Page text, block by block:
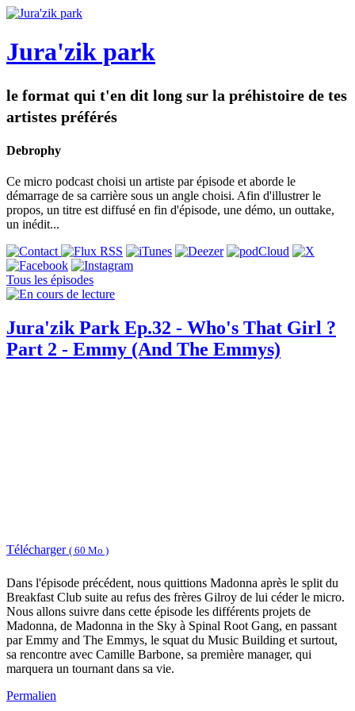
Jura'zik park
le format qui t'en dit long sur la préhistoire de tes
artistes préférés
Debrophy
Ce micro podcast choisi un artiste par épisode et aborde le
démarrage de sa carrière sous un angle choisi. Afin d'illustrer le
propos, un titre est diffusé en fin d'épisode, une démo, un outtake,
un inédit...
Tous les épisodes
Jura'zik Park Ep.32 - Who's That Girl ?
Part 2 - Emmy (And The Emmys)
Télécharger ( 60 Mo )
Dans l'épisode précédent, nous quittions Madonna après le split du
Breakfast Club suite au refus des frères Gilroy de lui céder le micro.
Nous allons suivre dans cette épisode les différents projets de
Madonna, de Madonna in the Sky à Spinal Root Gang, en passant
par Emmy and The Emmys, le squat du Music Building et surtout,
sa rencontre avec Camille Barbone, sa première manager, qui
marquera un tournant dans sa vie.
Permalien